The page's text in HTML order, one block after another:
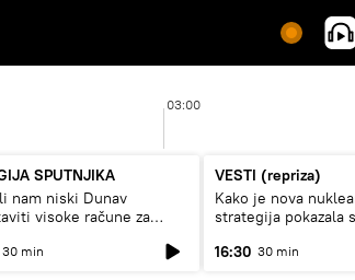
03:00
SPUTNJIKA
nam niski Dunav
visoke račune za
30 min
VESTI (repriza)
Kako je nova
strategija pokazala
16:30 30 min